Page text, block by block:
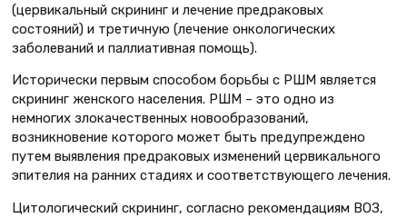
(цервикальный скрининг и лечение предраковых
состояний) и третичную (лечение онкологических
заболеваний и паллиативная помощь).
Исторически первым способом борьбы с РШМ является
скрининг женского населения. РШМ – это одно из
немногих злокачественных новообразований,
возникновение которого может быть предупреждено
путем выявления предраковых изменений цервикального
эпителия на ранних стадиях и соответствующего лечения.
Цитологический скрининг, согласно рекомендациям ВОЗ,